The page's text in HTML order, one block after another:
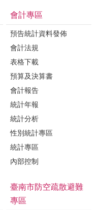
會計專區
預告統計資料發佈
會計法規
表格下載
預算及決算書
會計報告
統計年報
統計分析
性別統計專區
統計專區
內部控制
臺南市防空疏散避難
專區